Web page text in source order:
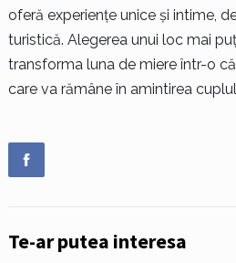
oferă experiențe unice și intime,
turistică. Alegerea unui loc mai
transforma luna de miere într-o
care va rămâne în amintirea
Te-ar putea interesa